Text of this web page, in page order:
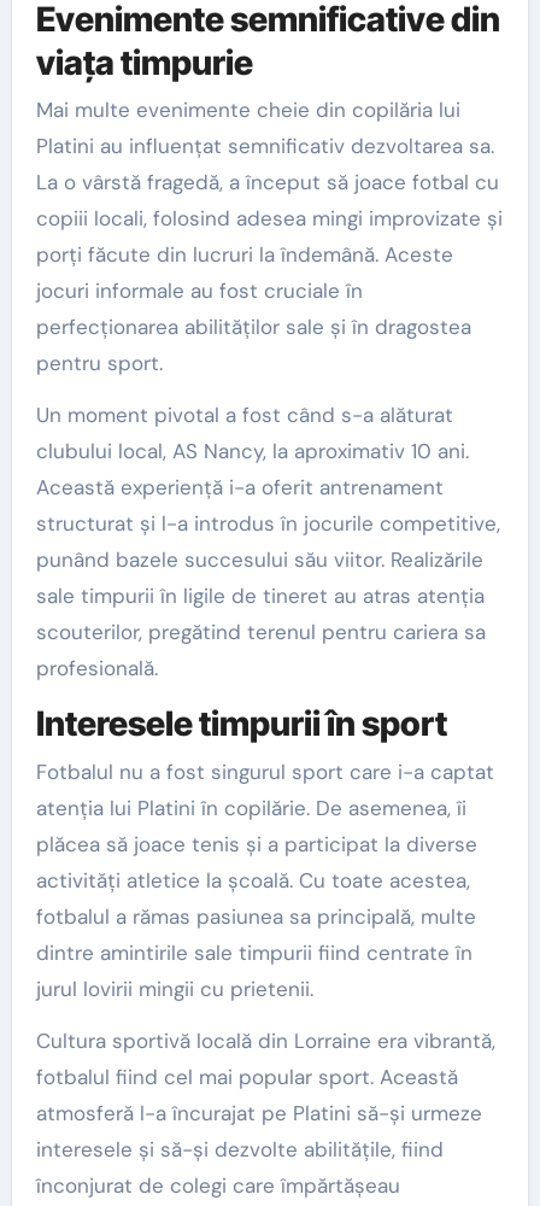
Evenimente semnificative din
viața timpurie
Mai multe evenimente cheie din copilăria lui
Platini au influențat semnificativ dezvoltarea sa.
La o vârstă fragedă, a început să joace fotbal cu
copiii locali, folosind adesea mingi improvizate și
porți făcute din lucruri la îndemână. Aceste
jocuri informale au fost cruciale în
perfecționarea abilităților sale și în dragostea
pentru sport.
Un moment pivotal a fost când s-a alăturat
clubului local, AS Nancy, la aproximativ 10 ani.
Această experiență i-a oferit antrenament
structurat și l-a introdus în jocurile competitive,
punând bazele succesului său viitor. Realizările
sale timpurii în ligile de tineret au atras atenția
scouterilor, pregătind terenul pentru cariera sa
profesională.
Interesele timpurii în sport
Fotbalul nu a fost singurul sport care i-a captat
atenția lui Platini în copilărie. De asemenea, îi
plăcea să joace tenis și a participat la diverse
activități atletice la școală. Cu toate acestea,
fotbalul a rămas pasiunea sa principală, multe
dintre amintirile sale timpurii fiind centrate în
jurul lovirii mingii cu prietenii.
Cultura sportivă locală din Lorraine era vibrantă,
fotbalul fiind cel mai popular sport. Această
atmosferă l-a încurajat pe Platini să-și urmeze
interesele și să-și dezvolte abilitățile, fiind
înconjurat de colegi care împărtășeau